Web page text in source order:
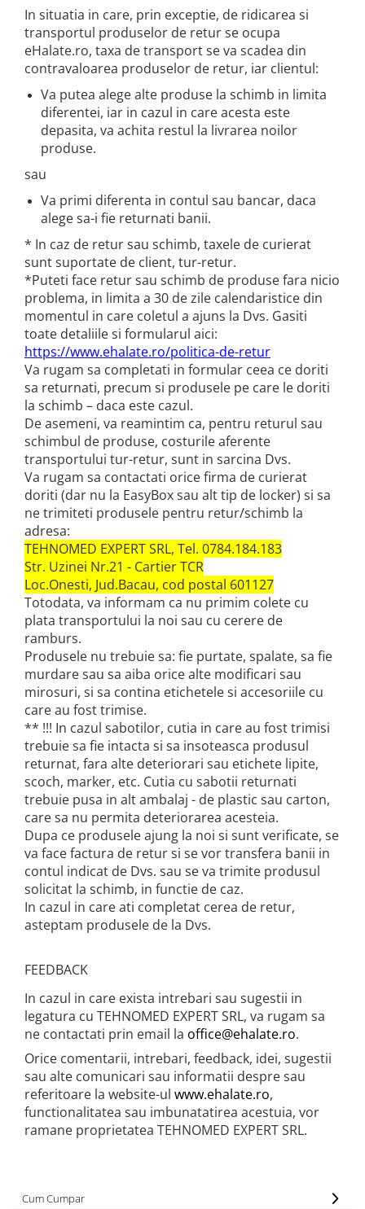
In situatia in care, prin exceptie, de ridicarea si
transportul produselor de retur se ocupa
eHalate.ro, taxa de transport se va scadea din
contravaloarea produselor de retur, iar clientul:
Va putea alege alte produse la schimb in limita
diferentei, iar in cazul in care acesta este
depasita, va achita restul la livrarea noilor
produse.
sau
Va primi diferenta in contul sau bancar, daca
alege sa-i fie returnati banii.
* In caz de retur sau schimb, taxele de curierat
sunt suportate de client, tur-retur.
*Puteti face retur sau schimb de produse fara nicio
problema, in limita a 30 de zile calendaristice din
momentul in care coletul a ajuns la Dvs. Gasiti
toate detaliile si formularul aici:
https://www.ehalate.ro/politica-de-retur
Va rugam sa completati in formular ceea ce doriti
sa returnati, precum si produsele pe care le doriti
la schimb – daca este cazul.
De asemeni, va reamintim ca, pentru returul sau
schimbul de produse, costurile aferente
transportului tur-retur, sunt in sarcina Dvs.
Va rugam sa contactati orice firma de curierat
doriti (dar nu la EasyBox sau alt tip de locker) si sa
ne trimiteti produsele pentru retur/schimb la
adresa:
TEHNOMED EXPERT SRL, Tel. 0784.184.183
Str. Uzinei Nr.21 - Cartier TCR
Loc.Onesti, Jud.Bacau, cod postal 601127
Totodata, va informam ca nu primim colete cu
plata transportului la noi sau cu cerere de
ramburs.
Produsele nu trebuie sa: fie purtate, spalate, sa fie
murdare sau sa aiba orice alte modificari sau
mirosuri, si sa contina etichetele si accesoriile cu
care au fost trimise.
** !!! In cazul sabotilor, cutia in care au fost trimisi
trebuie sa fie intacta si sa insoteasca produsul
returnat, fara alte deteriorari sau etichete lipite,
scoch, marker, etc. Cutia cu sabotii returnati
trebuie pusa in alt ambalaj - de plastic sau carton,
care sa nu permita deteriorarea acesteia.
Dupa ce produsele ajung la noi si sunt verificate, se
va face factura de retur si se vor transfera banii in
contul indicat de Dvs. sau se va trimite produsul
solicitat la schimb, in functie de caz.
In cazul in care ati completat cerea de retur,
asteptam produsele de la Dvs.
FEEDBACK
In cazul in care exista intrebari sau sugestii in
legatura cu TEHNOMED EXPERT SRL, va rugam sa
ne contactati prin email la office@ehalate.ro.
Orice comentarii, intrebari, feedback, idei, sugestii
sau alte comunicari sau informatii despre sau
referitoare la website-ul www.ehalate.ro,
functionalitatea sau imbunatatirea acestuia, vor
ramane proprietatea TEHNOMED EXPERT SRL.
Cum Cumpar